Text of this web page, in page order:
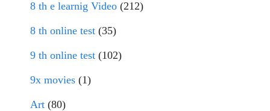
8 th e learnig Video (212)
8 th online test (35)
9 th online test (102)
9x movies (1)
Art (80)